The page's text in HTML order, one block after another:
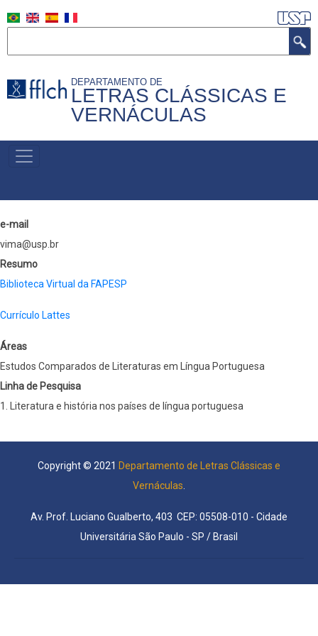
para
principal
DEPARTAMENTO DE
LETRAS CLÁSSICAS E
VERNÁCULAS
MENU
e-mail
vima@usp.br
Resumo
Biblioteca Virtual da FAPESP
Currículo Lattes
Áreas
Estudos Comparados de Literaturas em Língua Portuguesa
Linha de Pesquisa
1. Literatura e história nos países de língua portuguesa
Copyright © 2021 Departamento de Letras Clássicas e
Vernáculas
Av. Prof. Luciano Gualberto, 403 CEP: 05508-010 - Cidade
Universitária São Paulo - SP / Brasil